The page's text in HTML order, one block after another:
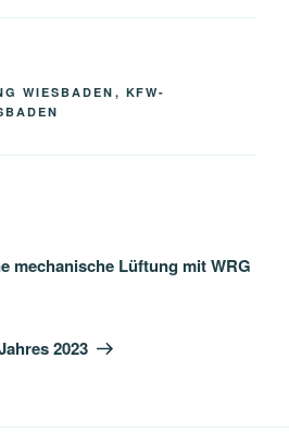
WIESBADEN , KFW-
mechanische Lüftung mit WRG
2023